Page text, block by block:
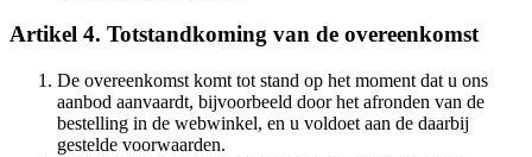
Artikel 4. Totstandkoming van de overeenkomst
De overeenkomst komt tot stand op het moment dat u ons
aanbod aanvaardt, bijvoorbeeld door het afronden van de
bestelling in de webwinkel, en u voldoet aan de daarbij
gestelde voorwaarden.